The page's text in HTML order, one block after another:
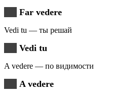
Far vedere
Vedi tu — ты решай
Vedi tu
A vedere — по видимости
A vedere